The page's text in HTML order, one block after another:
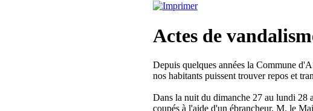
Actes de
Depuis quelques années la Commune
nos habitants puissent trouver repos et
Dans la nuit du dimanche 27 au lundi 28
coupés à l'aide d'un ébrancheur. M. le